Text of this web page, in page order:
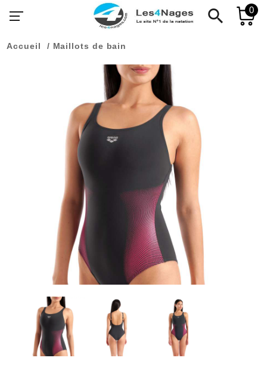
search 0
Accueil Maillots de bain